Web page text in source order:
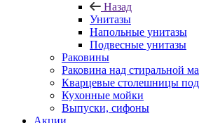
Назад
Унитазы
Напольные унитазы
Подвесные унитазы
Раковины
Раковина над стиральной
Кварцевые столешницы
Кухонные мойки
Выпуски, сифоны
Акции